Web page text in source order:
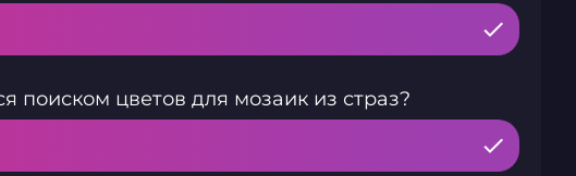
поиском цветов для мозаик из страз?